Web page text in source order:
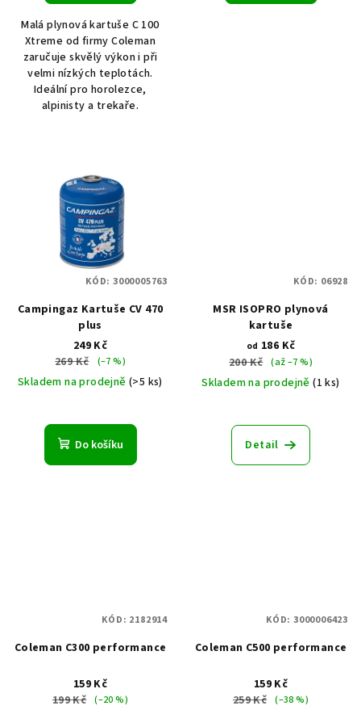
Malá plynová kartuše C 100
Xtreme od firmy Coleman
zaručuje skvělý výkon i při
velmi nízkých teplotách.
Ideální pro horolezce,
alpinisty a trekaře.
Campingaz Kartuše CV 470
plus
249 Kč
269 Kč
(–7 %)
Skladem na prodejně(>5 ks)
Do košíku
KÓD: 3000005763
MSR ISOPRO plynová
kartuše
od 186 Kč
200 Kč (až –7 %)
Skladem na prodejně(1 ks)
Detail
KÓD: 06928
Coleman C300 performance
159 Kč
199 Kč (–20 %)
KÓD: 2182914
Coleman C500 performance
159 Kč
259 Kč (–38 %)
KÓD: 3000006423